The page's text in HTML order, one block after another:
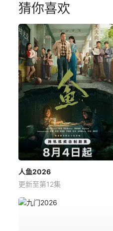
猜你喜欢
人鱼2026
更新至第12集